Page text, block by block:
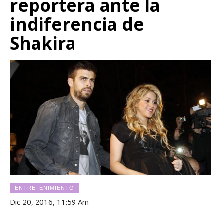
reportera ante la
indiferencia de
Shakira
ENTRETENIMIENTO
Dic 20, 2016, 11:59 Am